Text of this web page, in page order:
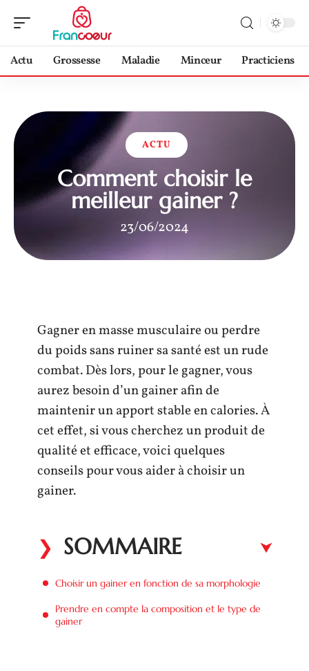
Actu Grossesse Maladie Minceur Practiciens
ACTU
Comment choisir le
meilleur gainer ?
23/06/2024
Gagner en masse musculaire ou perdre
du poids sans ruiner sa santé est un rude
combat. Dès lors, pour le gagner, vous
aurez besoin d’un gainer afin de
maintenir un apport stable en calories. À
cet effet, si vous cherchez un produit de
qualité et efficace, voici quelques
conseils pour vous aider à choisir un
gainer.
SOMMAIRE
Choisir un gainer en fonction de sa morphologie
Prendre en compte la composition et le type de
gainer